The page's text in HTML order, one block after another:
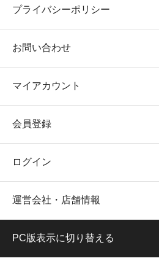
プライバシーポリシー
お問い合わせ
マイアカウント
会員登録
ログイン
運営会社・店舗情報
PC版表示に切り替える